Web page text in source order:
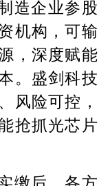
造企业参股
机构，可输
，深度赋能
。盛剑科技
风险可控，
抢抓光芯片